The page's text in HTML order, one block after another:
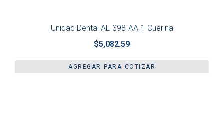
Unidad Dental AL-398-AA-1 Cuerina
$5,082.59
AGREGAR PARA COTIZAR